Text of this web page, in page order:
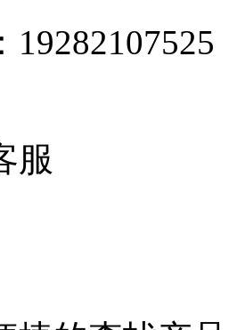
19282107525
服